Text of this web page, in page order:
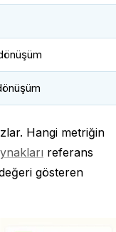
Hangi metriğin
referans
gösteren